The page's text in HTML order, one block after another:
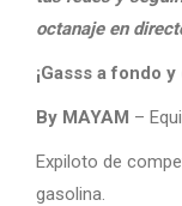
octanaje en
¡Gasss a fondo
By MAYAM –
Expiloto de
gasolina.